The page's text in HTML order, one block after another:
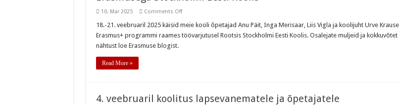
10. Mar 2025 Comments Offon
Stockholmi
Koolis
18.-21. veebruaril 2025 käisid meie kooli õpetajad Anu Päit, Inga Merisaar, Liis Vigla ja koolijuht Urve Krause
Erasmus+ programmi raames töövarjutusel Rootsis Stockholmi Eesti Koolis. Osalejate muljeid ja kokkuvõtet
nähtust loe Erasmuse blogist.
Read More »
4. veebruaril koolitus lapsevanematele ja õpetajatele